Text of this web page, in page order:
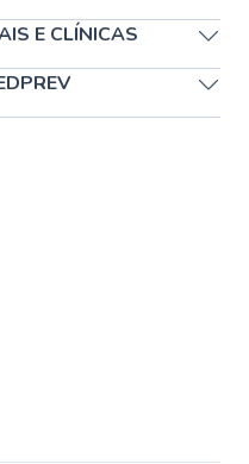
E CLÍNICAS